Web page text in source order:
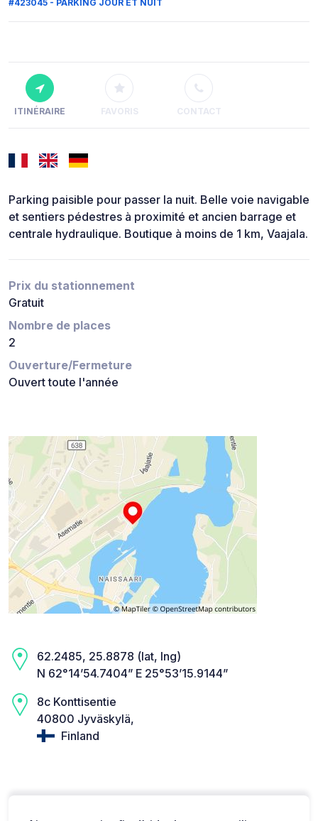
#423045 - PARKING JOUR ET NUIT
ITINÉRAIRE FAVORIS CONTACT
Parking paisible pour passer la nuit. Belle voie navigable
et sentiers pédestres à proximité et ancien barrage et
centrale hydraulique. Boutique à moins de 1 km, Vaajala.
Prix du stationnement
Gratuit
Nombre de places
2
Ouverture/Fermeture
Ouvert toute l'année
62.2485, 25.8878 (lat, lng)
N 62°14’54.7404” E 25°53’15.9144”
8c Konttisentie
40800 Jyväskylä,
Finland